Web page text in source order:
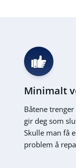
Minimalt
Båtene
gir deg som
Skulle man få
problem å